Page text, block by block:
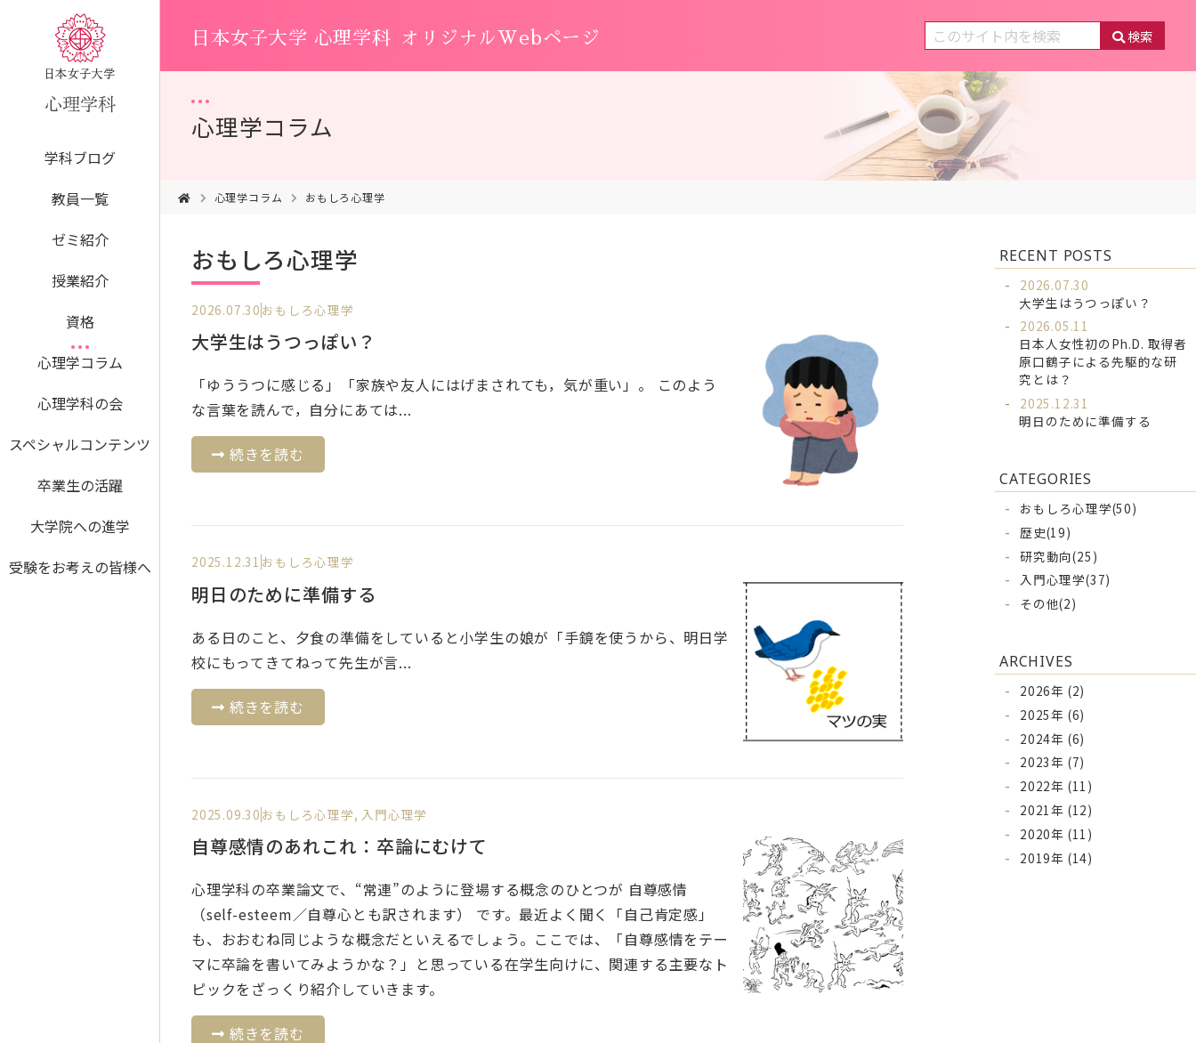
学科ブログ
教員一覧
ゼミ紹介
授業紹介
資格
心理学コラム
心理学科の会
スペシャルコンテンツ
卒業生の活躍
大学院への進学
受験をお考えの皆様へ
日本女子大学 心理学科 オリジナルWebページ 検索
心理学コラム
心理学コラム おもしろ心理学
おもしろ心理学
2026.07.30 おもしろ心理学
大学生はうつっぽい？
「ゆううつに感じる」「家族や友人にはげまされても，気が重い」。 このよう
な言葉を読んで，自分にあては...
続きを読む
2025.12.31 おもしろ心理学
明日のために準備する
ある日のこと、夕食の準備をしていると小学生の娘が「手鏡を使うから、明日学
校にもってきてねって先生が言...
続きを読む
2025.09.30 おもしろ心理学, 入門心理学
自尊感情のあれこれ：卒論にむけて
心理学科の卒業論文で、“常連”のように登場する概念のひとつが 自尊感情
（self-esteem／自尊心とも訳されます） です。最近よく聞く「自己肯定感」
も、おおむね同じような概念だといえるでしょう。ここでは、「自尊感情をテー
マに卒論を書いてみようかな？」と思っている在学生向けに、関連する主要なト
ピックをざっくり紹介していきます。
続きを読む
RECENT POSTS
2026.07.30
大学生はうつっぽい？
2026.05.11
日本人女性初のPh.D. 取得者
原口鶴子による先駆的な研
究とは？
2025.12.31
明日のために準備する
CATEGORIES
おもしろ心理学(50)
歴史(19)
研究動向(25)
入門心理学(37)
その他(2)
ARCHIVES
2026年 (2)
2025年 (6)
2024年 (6)
2023年 (7)
2022年 (11)
2021年 (12)
2020年 (11)
2019年 (14)